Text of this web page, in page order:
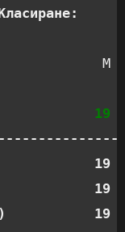
М